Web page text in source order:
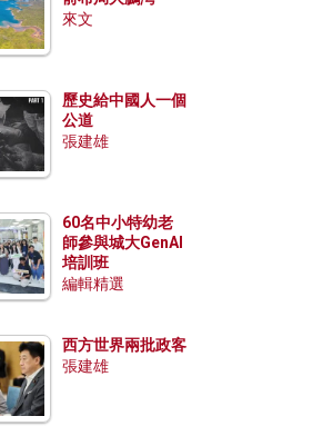
來文
歷史給中國人一個
公道
張建雄
60名中小特幼老
師參與城大GenAI
培訓班
編輯精選
西方世界兩批政客
張建雄